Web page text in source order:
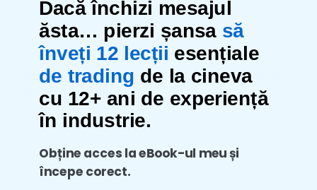
Venit Pasiv – Ce este și cum poți genera venituri
10 februarie 2025 Niciun comentariu
Ce înseamnă venit pasiv? Sigur ai auzit până acum expresia “a
mod ușor
Read More »
Dacă închizi mesajul
ăsta… pierzi șansa să
înveți 12 lecții esențiale
de trading de la cineva
cu 12+ ani de experiență
în industrie.
Obține acces la eBook-ul meu și
începe corect.